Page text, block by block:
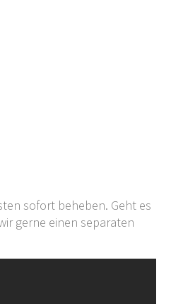
sofort beheben. Geht es
gerne einen separaten